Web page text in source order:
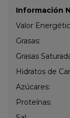
Información
Valor
Grasas:
Grasas
Hidratos de
Azúcares:
Proteínas: